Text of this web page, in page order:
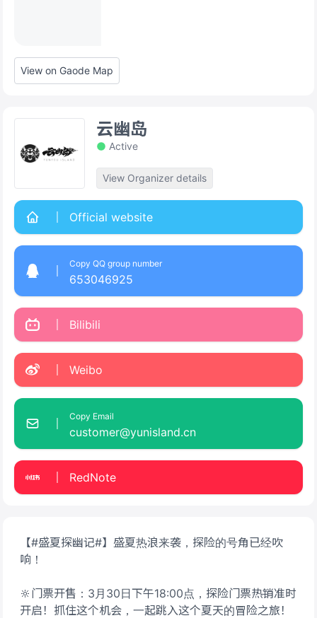
View on Gaode Map
【#盛夏探幽记#】盛夏热浪来袭，探险的号角已经吹
响！
🔆门票开售：3月30日下午18:00点，探险门票热销准时
开启！抓住这个机会，一起跳入这个夏天的冒险之旅！
云幽岛
Active
View Organizer details
Official website
Copy QQ group number
653046925
Bilibili
Weibo
Copy Email
customer@yunisland.cn
RedNote